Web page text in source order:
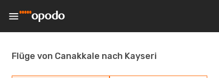
Flüge von Canakkale nach Kayseri